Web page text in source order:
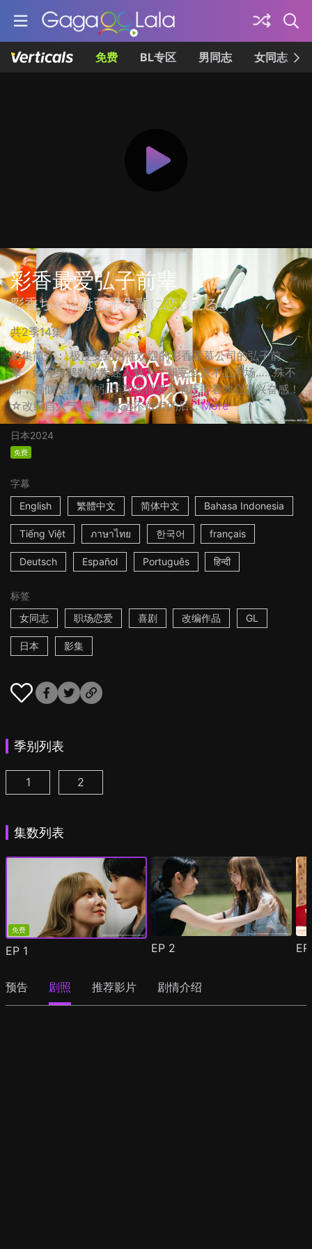
免费 BL专区 男同志 女同志
彩香最爱弘子前辈
彩香ちゃんは弘子先輩に恋してる
共2季14集
影集简介： 极度受到男性欢迎的彩香爱慕公司的弘子前
辈，她浑身解数散发迷人魅力，却完全派不上用场……殊不
知，看似没反应的弘子其实很努力地压抑着内心的兴奋感！
☆改编自人气漫画，永远不放弃的后... More
日本2024
免费
字幕
English
繁體中文 简体中文 Bahasa Indonesia
Tiếng Việt ภาษาไทย 한국어 français
Deutsch Español Português हिन्दी
标签
女同志
职场恋爱 喜剧 改编作品 GL
日本 影集
季别列表
彩香最爱弘子前辈 第1集
1 彩香最爱弘子前辈 第2季 第1集
2
集数列表
免费
EP 1 EP 2
预告 剧照 推荐影片 剧情介绍